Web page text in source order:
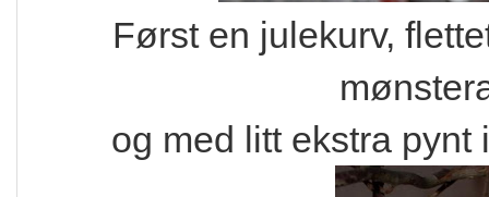
Først en julekurv,
og med litt ekstra pynt